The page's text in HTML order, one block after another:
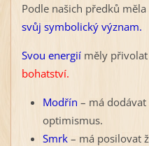
Podle našich předků
svůj symbolický význam.
Svou energií měly
bohatství.
Modřín – má
optimismus.
Smrk– má posilovat